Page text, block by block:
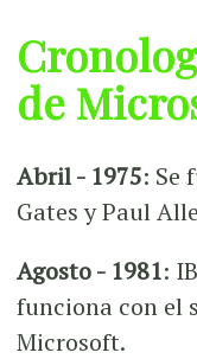
de
Abril - 1975: Se
Gates y Paul
Agosto - 1981:
funciona con el
Microsoft.